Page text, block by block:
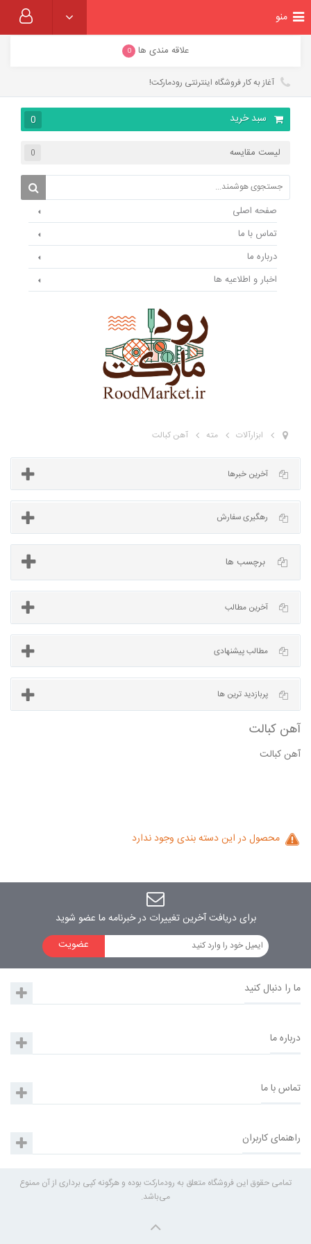
علاقه مندی ها 0
آغاز به کار فروشگاه اینترنتی رودمارکت!
سبد خرید 0
لیست مقایسه 0
صفحه اصلی
تماس با ما
درباره ما
اخبار و اطلاعیه ها
منو
ابزارآلات مته آهن کبالت
آخرین خبرها
برچسب ها
آخرین مطالب
مطالب پیشنهادی
آهن كبالت
محصول در این دسته بندی وجود ندارد
برای دریافت آخرین تغییرات در خبرنامه ما عضو شوید
عضویت
ما را دنبال کنید
درباره ما
تماس با ما
راهنمای کاربران
تمامی حقوق این فروشگاه متعلق به رودمارکت بوده و هرگونه کپی برداری از آن ممنوع
می‌باشد.